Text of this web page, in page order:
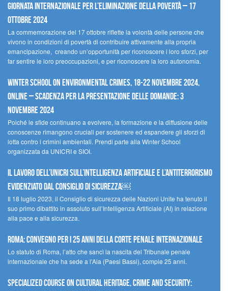
Giornata internazionale per l’eliminazione della povertà – 17
ottobre 2024
La commemorazione del 17 ottobre riflette la volontà delle persone che
vivono in condizioni di povertà di contribuire attivamente alla propria
emancipazione, creando un’opportunità per riconoscere i loro sforzi, per
far sentire le loro preoccupazioni, e per riconoscere la loro autonomia.
Winter School on Environmental Crimes, 18-22 novembre 2024,
Online – Scadenza per la presentazione delle domande: 3
novembre 2024
Poiché le sfide continuano a evolvere, la formazione e la diffusione delle
conoscenze rimangono cruciali per sostenere ed espandere gli sforzi di
lotta contro i crimini ambientali. Prendi parte alla Winter School
organizzata da UNICRI e SIOI.
Il lavoro dell’UNICRI sull’intelligenza artificiale e l’antiterrorismo
evidenziato dal Consiglio di Sicurezza￼
Il 18 luglio 2023, il Consiglio di sicurezza delle Nazioni Unite ha tenuto il
suo primo dibattito in assoluto sull’Intelligenza Artificiale (AI) in relazione
alla pace e alla sicurezza.
Roma: convegno per i 25 anni della Corte penale internazionale
Lo statuto di Roma, l’atto che sancì la nascita del Tribunale penale
internazionale che ha sede a l’Aia (Paesi Bassi), compie 25 anni.
Specialized Course on Cultural Heritage, Crime and Security: